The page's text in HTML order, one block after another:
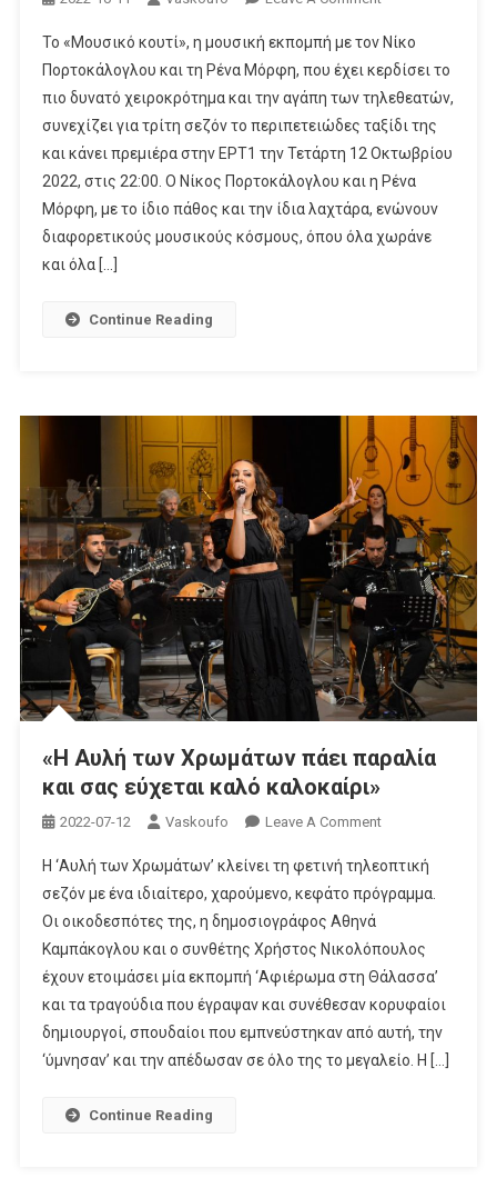
Κουτί»:
Πρεμιέρα
Με
Πίτσα
Παπαδοπούλου
Και
String
Demons
Το «Μουσικό κουτί», η μουσική εκπομπή με τον Νίκο
Πορτοκάλογλου και τη Ρένα Μόρφη, που έχει κερδίσει το
πιο δυνατό χειροκρότημα και την αγάπη των τηλεθεατών,
συνεχίζει για τρίτη σεζόν το περιπετειώδες ταξίδι της
και κάνει πρεμιέρα στην ΕΡΤ1 την Τετάρτη 12 Οκτωβρίου
2022, στις 22:00. Ο Νίκος Πορτοκάλογλου και η Ρένα
Μόρφη, με το ίδιο πάθος και την ίδια λαχτάρα, ενώνουν
διαφορετικούς μουσικούς κόσμους, όπου όλα χωράνε
και όλα […]
Continue Reading
«Η Αυλή των Χρωμάτων πάει παραλία
και σας εύχεται καλό καλοκαίρι»
2022-07-12 Vaskoufo Leave A CommentOn
Αυλή
Των
Πάει
Παραλία
Και
Σας
Εύχεται
Η ‘Αυλή των Χρωμάτων’ κλείνει τη φετινή τηλεοπτική
σεζόν με ένα ιδιαίτερο, χαρούμενο, κεφάτο πρόγραμμα.
Οι οικοδεσπότες της, η δημοσιογράφος Αθηνά
Καμπάκογλου και ο συνθέτης Χρήστος Νικολόπουλος
έχουν ετοιμάσει μία εκπομπή ‘Αφιέρωμα στη Θάλασσα’
και τα τραγούδια που έγραψαν και συνέθεσαν κορυφαίοι
δημιουργοί, σπουδαίοι που εμπνεύστηκαν από αυτή, την
‘ύμνησαν’ και την απέδωσαν σε όλο της το μεγαλείο. Η […]
Continue Reading